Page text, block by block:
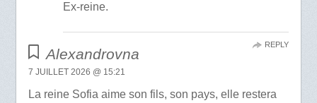
Ex-reine.
Alexandrovna
7 JUILLET 2026 @ 15:21
La reine Sofia aime son fils, son pays, elle restera
REPLY